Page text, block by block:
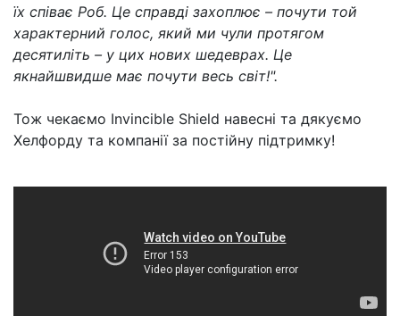
їх співає Роб. Це справді захоплює – почути той
характерний голос, який ми чули протягом
десятиліть – у цих нових шедеврах. Це
якнайшвидше має почути весь світ!".
Тож чекаємо Invincible Shield навесні та дякуємо
Хелфорду та компанії за постійну підтримку!